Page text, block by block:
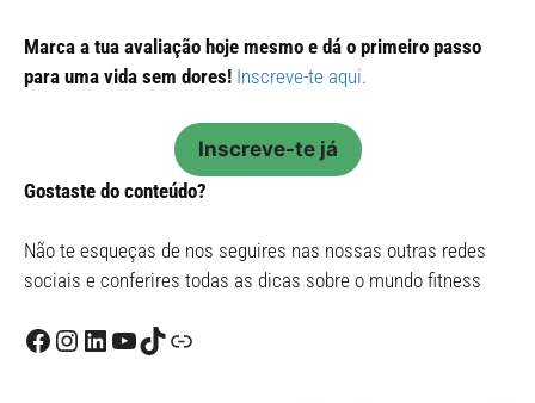
Marca a tua avaliação hoje mesmo e dá o primeiro passo
para uma vida sem dores! Inscreve-te aqui.
Inscreve-te já
Gostaste do conteúdo?
Não te esqueças de nos seguires nas nossas outras redes
sociais e conferires todas as dicas sobre o mundo fitness